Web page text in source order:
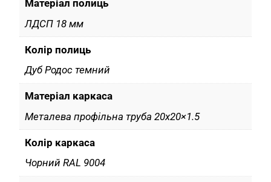
Матеріал полиць
ЛДСП 18 мм
Колір полиць
Дуб Родос темний
Матеріал каркаса
Металева профільна труба 20х20×1.5
Колір каркаса
Чорний RAL 9004